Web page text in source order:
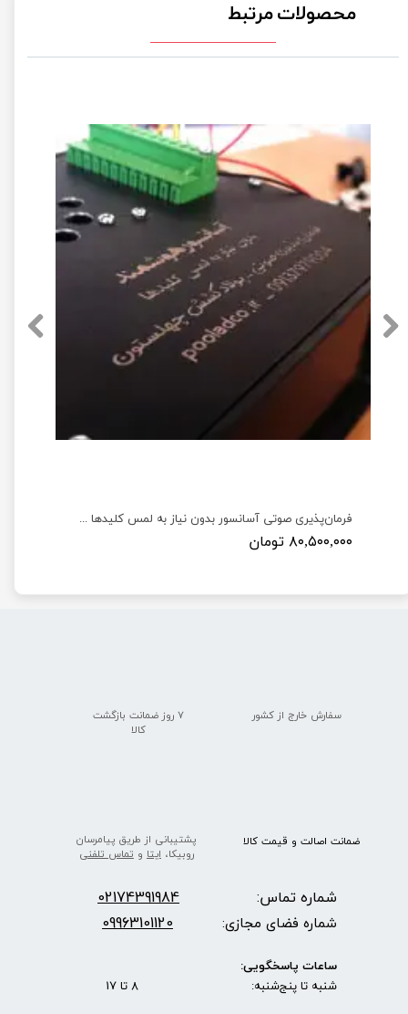
محصولات مرتبط
فرمان‌پذیری صوتی آسانسور بدون نیاز به لمس کلیدها جهت پیشگیری از بیماری‌ها و کمک به افراد توانخواه
۸۰,۵۰۰,۰۰۰ تومان
پشتیبانی از طریق پیامرسان
روبیکا،ایتا وتماس تلفنی
سفارش خارج از کشور
۷ روز ضمانت بازگشت
​​​​​​​کالا
ضمانت اصالت و قیمت​​​​​​​ کالا ​​​​​​​
شماره تماس: 02174391984
شماره فضای مجازی: 09963101120
ساعات پاسخگویی:
شنبه تا پنج‌شنبه: 8 تا 17